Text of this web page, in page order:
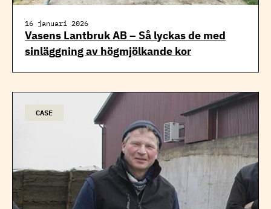
16 januari 2026
Vasens Lantbruk AB – Så lyckas de med
sinläggning av högmjölkande kor
CASE